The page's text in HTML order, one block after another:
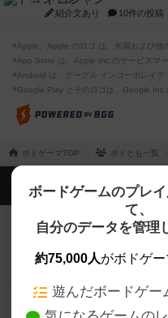
紹介文あり 10件の投稿
※Apple、Apple のロゴ は、米国および他
※App Store は、Apple Inc.のサービスマー
※Android は、グーグル インコーポレイテ
※Google Play とそのロゴは、Google Inc.
ボドゲーマTOP ボドとも一覧
ボードゲームのプレ
て、
自分のデータを管理
約75,000人がボドゲー
遊んだボードゲー
ボドゲーマTOP
ボードゲームを検索す
ボードゲームの新着レ
ボードゲーム会情報